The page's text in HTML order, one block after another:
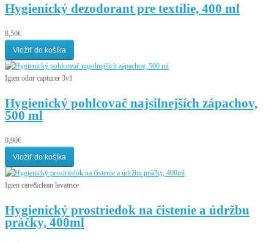
Hygienický dezodorant pre textílie, 400 ml
8,50€
Vložiť do košíka
Igien odor capturer 3v1
Hygienický pohlcovač najsilnejších zápachov,
500 ml
9,90€
Vložiť do košíka
Igien care&clean lavatrice
Hygienický prostriedok na čistenie a údržbu
práčky, 400ml